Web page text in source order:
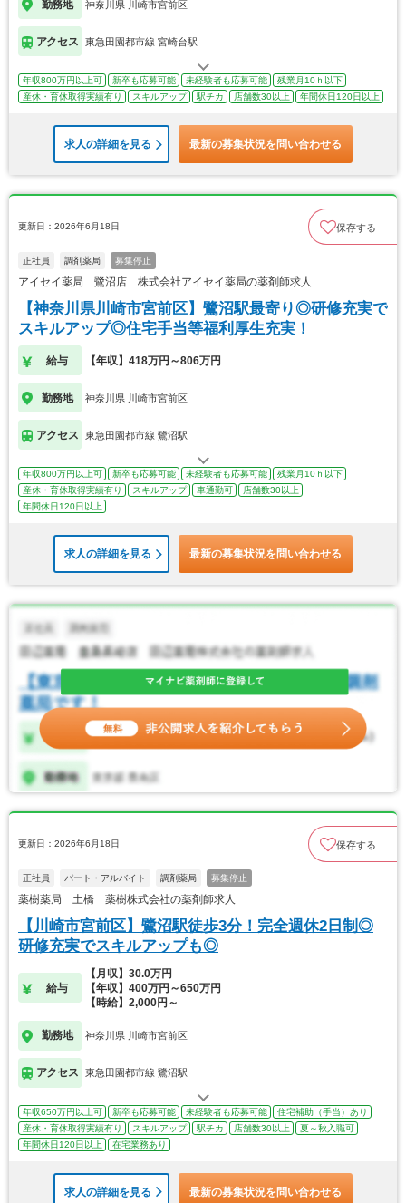
勤務地 神奈川県 川崎市宮前区
アクセス 東急田園都市線 宮崎台駅
年収800万円以上可 新卒も応募可能 未経験者も応募可能
残業月10ｈ以下
産休・育休取得実績有り
スキルアップ 駅チカ 店舗数30以上 年間休日120日以上
求人の詳細を見る 最新の募集状況を問い合わせる
更新日：2026年6月18日 保存する
正社員 調剤薬局 募集停止
アイセイ薬局 鷺沼店 株式会社アイセイ薬局の薬剤師求人
【神奈川県川崎市宮前区】鷺沼駅最寄り◎研修充実で
スキルアップ◎住宅手当等福利厚生充実！
給与 【年収】418万円～806万円
勤務地 神奈川県 川崎市宮前区
アクセス 東急田園都市線 鷺沼駅
年収800万円以上可 新卒も応募可能 未経験者も応募可能
残業月10ｈ以下
産休・育休取得実績有り
スキルアップ 車通勤可
店舗数30以上
年間休日120日以上
求人の詳細を見る 最新の募集状況を問い合わせる
更新日：2026年6月18日 保存する
正社員 パート・アルバイト 調剤薬局 募集停止
薬樹薬局 土橋 薬樹株式会社の薬剤師求人
【川崎市宮前区】鷺沼駅徒歩3分！完全週休2日制◎
研修充実でスキルアップも◎
給与
【月収】30.0万円
【年収】400万円～650万円
【時給】2,000円～
勤務地 神奈川県 川崎市宮前区
アクセス 東急田園都市線 鷺沼駅
年収650万円以上可 新卒も応募可能 未経験者も応募可能
住宅補助（手当）あり
産休・育休取得実績有り
スキルアップ 駅チカ 店舗数30以上
夏～秋入職可
年間休日120日以上
在宅業務あり
求人の詳細を見る 最新の募集状況を問い合わせる